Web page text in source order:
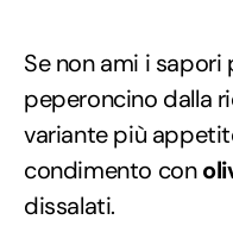
Se non ami i
peperoncino dalla
variante più
condimento con
dissalati.